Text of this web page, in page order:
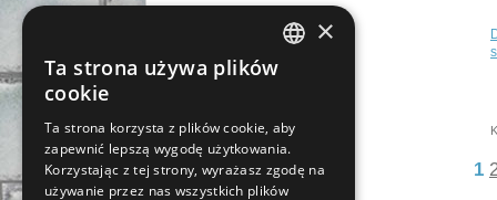
1
GERMAN
ENGLISH
×
Ta strona używa plików
cookie
Ta strona korzysta z plików cookie, aby
zapewnić lepszą wygodę użytkowania.
Korzystając z tej strony, wyrażasz zgodę na
używanie przez nas wszystkich plików